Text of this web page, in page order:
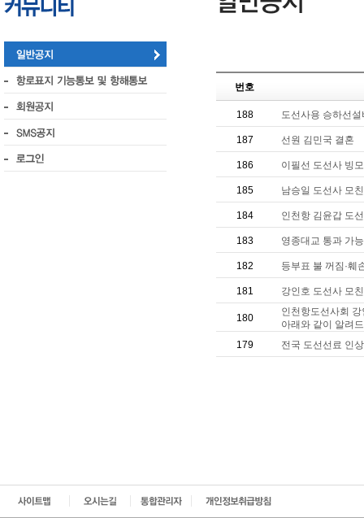
번호
188 도선사용 승하선
187 선원 김민국 결혼
186 이필선 도선사 빙
185 남승일 도선사 모
184 인천항 김윤갑 도
183 영종대교 통과 가
182 등부표 불 꺼짐·훼
181 강인호 도선사 모
180
인천항도선사회
아래와 같이 알려
179
전국 도선선료 인